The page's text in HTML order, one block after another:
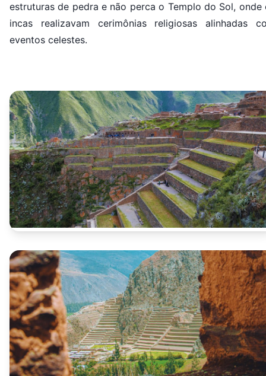
estruturas de pedra e não perca o Templo do Sol, onde
incas realizavam cerimônias religiosas alinhadas
eventos celestes.